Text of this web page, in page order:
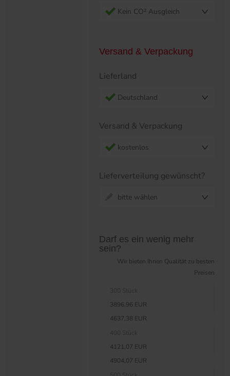
Kein CO² Ausgleich
Versand & Verpackung
Lieferland
Deutschland
Versand & Verpackung
kostenlos
Lieferverteilung gewünscht?
bitte wählen
Darf es ein wenig mehr
sein?
Wir bieten Ihnen Qualität zu besten
Preisen
3896,96 EUR
4637,38 EUR
4121,07 EUR
4904,07 EUR